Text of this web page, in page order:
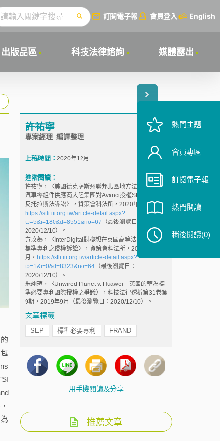
訂閱電子報 會員登入 English
出版品區 科技法律諮詢 媒體露出
許祐寧
專案經理 編譯整理
上稿時間： 2020年12月
進階閱讀：
許祐寧，〈美國德克薩斯州聯邦北區地方法院駁回德國
汽車零組件供應商大陸集團對Avanci授權SEP模式違反
反托拉斯法訴訟〉，資策會科法所，2020年11月，
https://stli.iii.org.tw/article-detail.aspx?
tp=5&i=180&d=8551&no=67 （最後瀏覽日：
2020/12/10）。
方玟蓁，〈InterDigital對聯想在英國高等法院提起4G
標準專利之侵權訴訟〉，資策會科法所，2019年11
月， https://stli.iii.org.tw/article-detail.aspx?
tp=1&i=0&d=8323&no=64（最後瀏覽日：
2020/12/10）。
朱翊瑄，〈Unwired Planet v. Huawei－英國的華為標
準必要專利國際授權之爭議〉，科技法律透析第31卷第
9期，2019年9月（最後瀏覽日：2020/12/10）。
文章標籤
SEP 標準必要專利 FRAND
用手機閱讀及分享
推薦文章
熱門主題
會員專區
訂閱電子報
熱門閱讀
稍後閱讀(0)